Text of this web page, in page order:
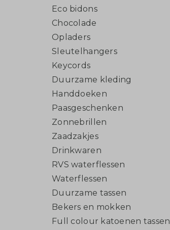
Eco bidons
Chocolade
Opladers
Sleutelhangers
Keycords
Duurzame kleding
Handdoeken
Paasgeschenken
Zonnebrillen
Zaadzakjes
Drinkwaren
RVS waterflessen
Waterflessen
Duurzame tassen
Bekers en mokken
Full colour katoenen tassen